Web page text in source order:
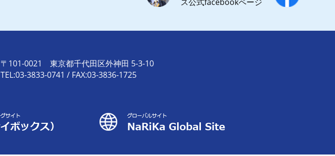
〒101-0021 東京都千代田区外神田 5-3-10
TEL:03-3833-0741 / FAX:03-3836-1725